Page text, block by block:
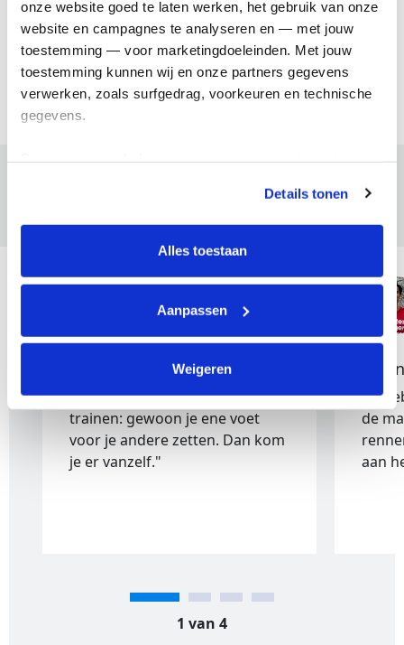
onze website goed te laten werken, het gebruik van onze
website en campagnes te analyseren en — met jouw
toestemming — voor marketingdoeleinden. Met jouw
toestemming kunnen wij en onze partners gegevens
verwerken, zoals surfgedrag, voorkeuren en technische
gegevens.
tonen. Je kunt je toestemming op elk moment wijzigen of
intrekken via Cookie instellingen onderaan de pagina. De
lijst met cookies is te vinden in het tabblad “details”.
Details tonen
Alles toestaan
Aanpassen
Weigeren
Meer info voor bedrijven
Voor wie ren jij?
"‘Mijn mantra tijdens het
trainen: gewoon je ene voet
voor je andere zetten. Dan kom
je er vanzelf."
Justin
“Ik
de
aan
1 van 4